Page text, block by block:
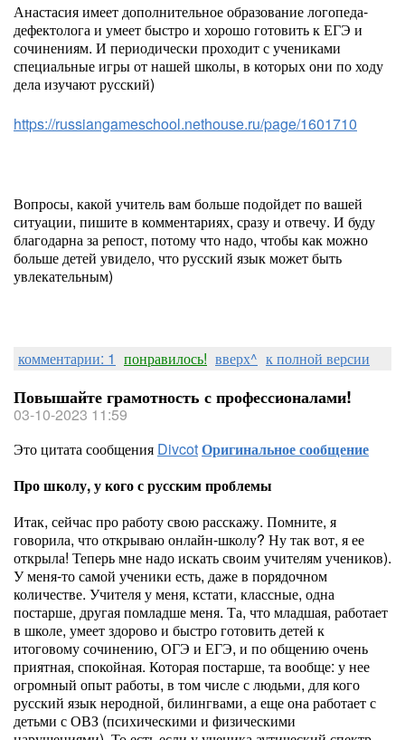
Анастасия имеет дополнительное образование логопеда-
дефектолога и умеет быстро и хорошо готовить к ЕГЭ и
сочинениям. И периодически проходит с учениками
специальные игры от нашей школы, в которых они по ходу
дела изучают русский)
https://russiangameschool.nethouse.ru/page/1601710
Вопросы, какой учитель вам больше подойдет по вашей
ситуации, пишите в комментариях, сразу и отвечу. И буду
благодарна за репост, потому что надо, чтобы как можно
больше детей увидело, что русский язык может быть
увлекательным)
комментарии: 1 понравилось! вверх^ к полной версии
Повышайте грамотность с профессионалами!
03-10-2023 11:59
Это цитата сообщения DivcotОригинальное сообщение
Про школу, у кого с русским проблемы
Итак, сейчас про работу свою расскажу. Помните, я
говорила, что открываю онлайн-школу? Ну так вот, я ее
открыла! Теперь мне надо искать своим учителям учеников).
У меня-то самой ученики есть, даже в порядочном
количестве. Учителя у меня, кстати, классные, одна
постарше, другая помладше меня. Та, что младшая, работает
в школе, умеет здорово и быстро готовить детей к
итоговому сочинению, ОГЭ и ЕГЭ, и по общению очень
приятная, спокойная. Которая постарше, та вообще: у нее
огромный опыт работы, в том числе с людьми, для кого
русский язык неродной, билингвами, а еще она работает с
детьми с ОВЗ (психическими и физическими